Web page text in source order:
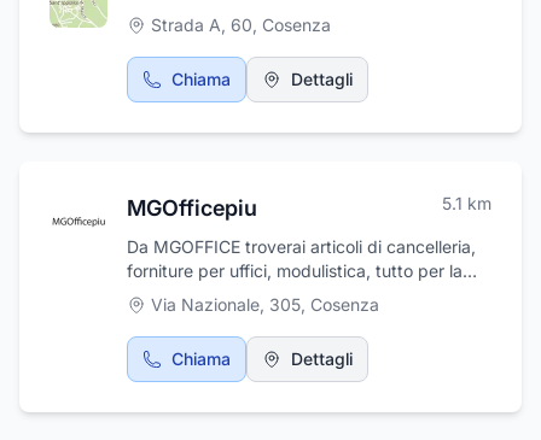
Strada A, 60, Cosenza
Chiama Dettagli
MGOfficepiu 5.1 km
Da MGOFFICE troverai articoli di cancelleria,
forniture per uffici, modulistica, tutto per la
scuola ed ancora articoli da regalo. Inoltre:
plastificazioni, rilegature, timbri manuali e
autoinchiostranti, realizzazione di biglietti da
visita, brochure, volantini e stampe
Via Nazionale, 305, Cosenza
Chiama Dettagli